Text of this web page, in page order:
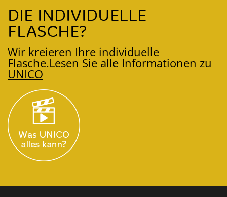
DIE INDIVIDUELLE
FLASCHE?
Wir kreieren Ihre individuelle
Flasche.Lesen Sie alle Informationen zu
UNICO